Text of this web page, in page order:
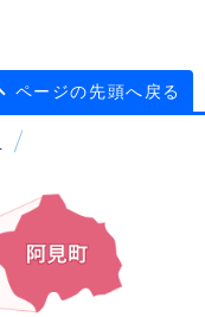
ページの先頭へ戻る